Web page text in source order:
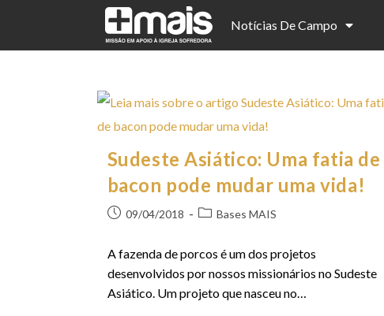
Notícias De Campo
Sudeste Asiático: Uma fatia de
bacon pode mudar uma vida!
09/04/2018 Bases MAIS
A fazenda de porcos é um dos projetos
desenvolvidos por nossos missionários no Sudeste
Asiático. Um projeto que nasceu no…